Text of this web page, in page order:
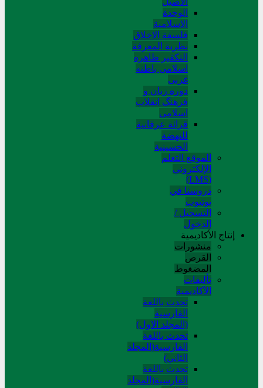
الوحدة
الاسلامیة
فلسفة الاخلاق
نظریة المعرفة
التکفیر ظاهره
اسلامی باطنه
غربی
دوره زبان و
فرهنگ انقلاب
اسلامی
قرائة عرفانیة
للنهضة
الحسینیة
الموقع التعلم
الإلکتروني
(LMS)
دروسنا في
يوتيوب
التسجيل /
الدخول
إنتاج الأكاديمية
منشورات
القرص
المضغوط
تألیفات
الآکادیمیة
تحدث باللغة
الفارسية
(المجلد الاول)
تحدث باللغة
الفارسية(المجلد
الثاني)
تحدث باللغة
الفارسية(المجلد